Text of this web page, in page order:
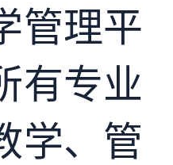
管理平
有专业
学、管